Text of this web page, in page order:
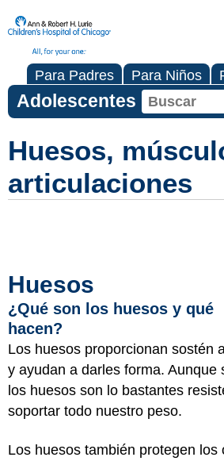
Para Padres Para Niños
Adolescentes
Huesos,
articulaciones
Huesos
¿Qué son los huesos y qué
hacen?
Los huesos proporcionan sostén
y ayudan a darles forma. Aunque
los huesos son lo bastantes
soportar todo nuestro peso.
Los huesos también protegen los